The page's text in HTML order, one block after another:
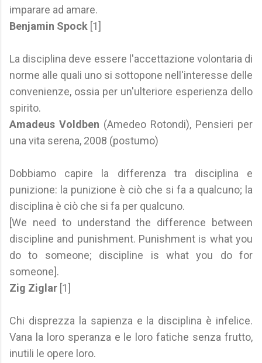
imparare ad amare.
Benjamin Spock [1]
La disciplina deve essere l'accettazione volontaria di
norme alle quali uno si sottopone nell'interesse delle
convenienze, ossia per un'ulteriore esperienza dello
spirito.
Amadeus Voldben (Amedeo Rotondi), Pensieri per
una vita serena, 2008 (postumo)
Dobbiamo capire la differenza tra disciplina e
punizione: la punizione è ciò che si fa a qualcuno; la
disciplina è ciò che si fa per qualcuno.
[We need to understand the difference between
discipline and punishment. Punishment is what you
do to someone; discipline is what you do for
someone].
Zig Ziglar [1]
Chi disprezza la sapienza e la disciplina è infelice.
Vana la loro speranza e le loro fatiche senza frutto,
inutili le opere loro.